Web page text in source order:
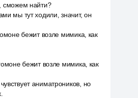
сможем найти?
мы тут ходили, значит, он
бежит возле мимика, как
бежит возле мимика, как
аниматроников, но